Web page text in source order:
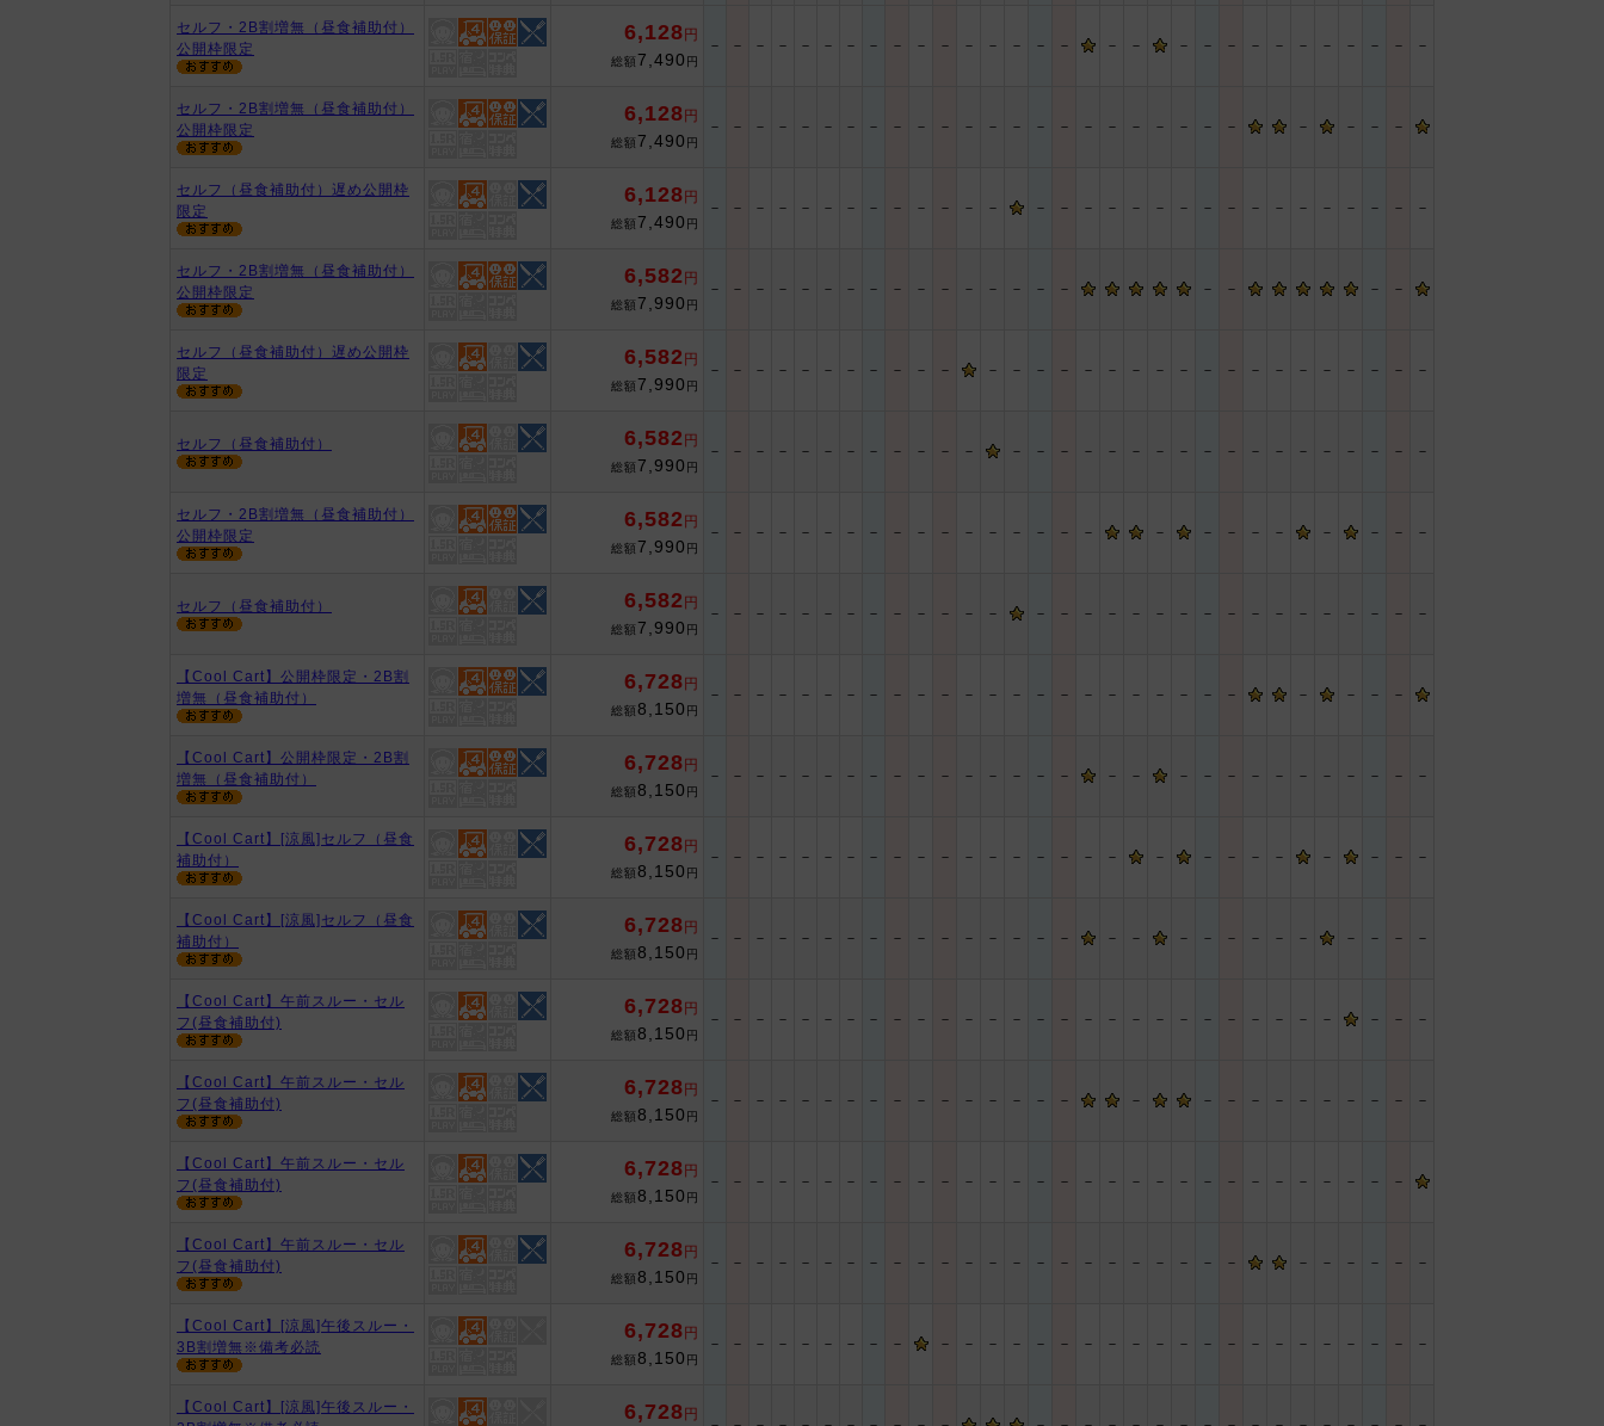
セルフ・2B割増無（昼食補助付）
公開枠限定
6,128 円
総額 7,490 円
－ － － － － － － － － － － － － － － － － － － － － － － － － － － － －
セルフ・2B割増無（昼食補助付）
公開枠限定
6,128 円
総額 7,490 円
－ － － － － － － － － － － － － － － － － － － － － － － － － － －
セルフ（昼食補助付）遅め公開枠
限定
6,128 円
総額 7,490 円
－ － － － － － － － － － － － － － － － － － － － － － － － － － － － － －
セルフ・2B割増無（昼食補助付）
公開枠限定
6,582 円
総額 7,990 円
－ － － － － － － － － － － － － － － － － － － －
セルフ（昼食補助付）遅め公開枠
限定
6,582 円
総額 7,990 円
－ － － － － － － － － － － － － － － － － － － － － － － － － － － － － －
セルフ（昼食補助付） 6,582 円
総額 7,990 円
－ － － － － － － － － － － － － － － － － － － － － － － － － － － － － －
セルフ・2B割増無（昼食補助付）
公開枠限定
6,582 円
総額 7,990 円
－ － － － － － － － － － － － － － － － － － － － － － － － － －
セルフ（昼食補助付） 6,582 円
総額 7,990 円
－ － － － － － － － － － － － － － － － － － － － － － － － － － － － － －
【Cool Cart】公開枠限定・2B割
増無（昼食補助付）
6,728 円
総額8,150 円
－ － － － － － － － － － － － － － － － － － － － － － － － － － －
【Cool Cart】公開枠限定・2B割
増無（昼食補助付）
6,728 円
総額8,150 円
－ － － － － － － － － － － － － － － － － － － － － － － － － － － － －
【Cool Cart】[涼風]セルフ（昼食
補助付）
6,728 円
総額8,150 円
－ － － － － － － － － － － － － － － － － － － － － － － － － － －
【Cool Cart】[涼風]セルフ（昼食
補助付）
6,728 円
総額8,150 円
－ － － － － － － － － － － － － － － － － － － － － － － － － － － －
【Cool Cart】午前スルー・セル
フ(昼食補助付)
6,728 円
総額8,150 円
－ － － － － － － － － － － － － － － － － － － － － － － － － － － － － －
【Cool Cart】午前スルー・セル
フ(昼食補助付)
6,728 円
総額8,150 円
－ － － － － － － － － － － － － － － － － － － － － － － － － － －
【Cool Cart】午前スルー・セル
フ(昼食補助付)
6,728 円
総額8,150 円
－ － － － － － － － － － － － － － － － － － － － － － － － － － － － － －
【Cool Cart】午前スルー・セル
フ(昼食補助付)
6,728 円
総額8,150 円
－ － － － － － － － － － － － － － － － － － － － － － － － － － － － －
【Cool Cart】[涼風]午後スルー・
3B割増無※備考必読
6,728 円
総額8,150 円
－ － － － － － － － － － － － － － － － － － － － － － － － － － － － － －
【Cool Cart】[涼風]午後スルー・
6,728 円